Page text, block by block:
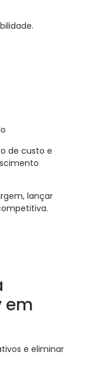
de custo e
lançar
em
e eliminar